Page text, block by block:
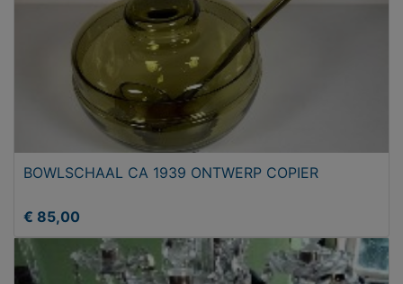
BOWLSCHAAL CA 1939 ONTWERP COPIER
€ 85,00